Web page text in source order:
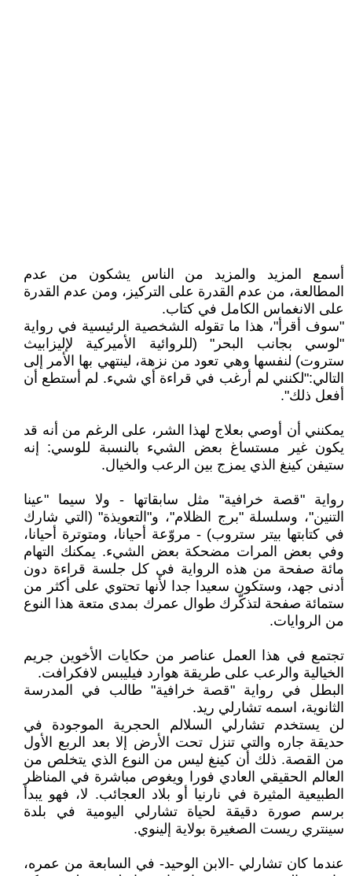
أسمع المزيد والمزيد من الناس يشكون من عدم
المطالعة، من عدم القدرة على التركيز، ومن عدم القدرة
على الانغماس الكامل في كتاب.
"سوف أقرأ"، هذا ما تقوله الشخصية الرئيسية في رواية
"لوسي بجانب البحر" (للروائية الأميركية لإليزابيث
ستروت) لنفسها وهي تعود من نزهة، لينتهي بها الأمر إلى
التالي:"لكنني لم أرغب في قراءة أي شيء. لم أستطع أن
أفعل ذلك".
يمكنني أن أوصي بعلاج لهذا الشر، على الرغم من أنه قد
يكون غير مستساغ بعض الشيء بالنسبة للوسي: إنه
ستيفن كينغ الذي يمزج بين الرعب والخيال.
رواية "قصة خرافية" مثل سابقاتها - ولا سيما "عينا
التنين"، وسلسلة "برج الظلام"، و"التعويذة" (التي شارك
في كتابتها بيتر ستروب) - مروّعة أحيانا، ومتوترة أحيانا،
وفي بعض المرات مضحكة بعض الشيء. يمكنك التهام
مائة صفحة من هذه الرواية في كل جلسة قراءة دون
أدنى جهد، وستكون سعيدا جدا لأنها تحتوي على أكثر من
ستمائة صفحة لتذكّرك طوال عمرك بمدى متعة هذا النوع
من الروايات.
تجتمع في هذا العمل عناصر من حكايات الأخوين جريم
الخيالية والرعب على طريقة هوارد فيليبس لافكرافت.
البطل في رواية "قصة خرافية" طالب في المدرسة
الثانوية، اسمه تشارلي ريد.
لن يستخدم تشارلي السلالم الحجرية الموجودة في
حديقة جاره والتي تنزل تحت الأرض إلا بعد الربع الأول
من القصة. ذلك أن كينغ ليس من النوع الذي يتخلص من
العالم الحقيقي العادي فورا ويغوص مباشرة في المناظر
الطبيعية المثيرة في نارنيا أو بلاد العجائب. لا، فهو يبدأ
برسم صورة دقيقة لحياة تشارلي اليومية في بلدة
سينتري ريست الصغيرة بولاية إلينوي.
عندما كان تشارلي -الابن الوحيد- في السابعة من عمره،